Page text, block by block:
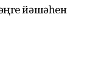
йәшәһен